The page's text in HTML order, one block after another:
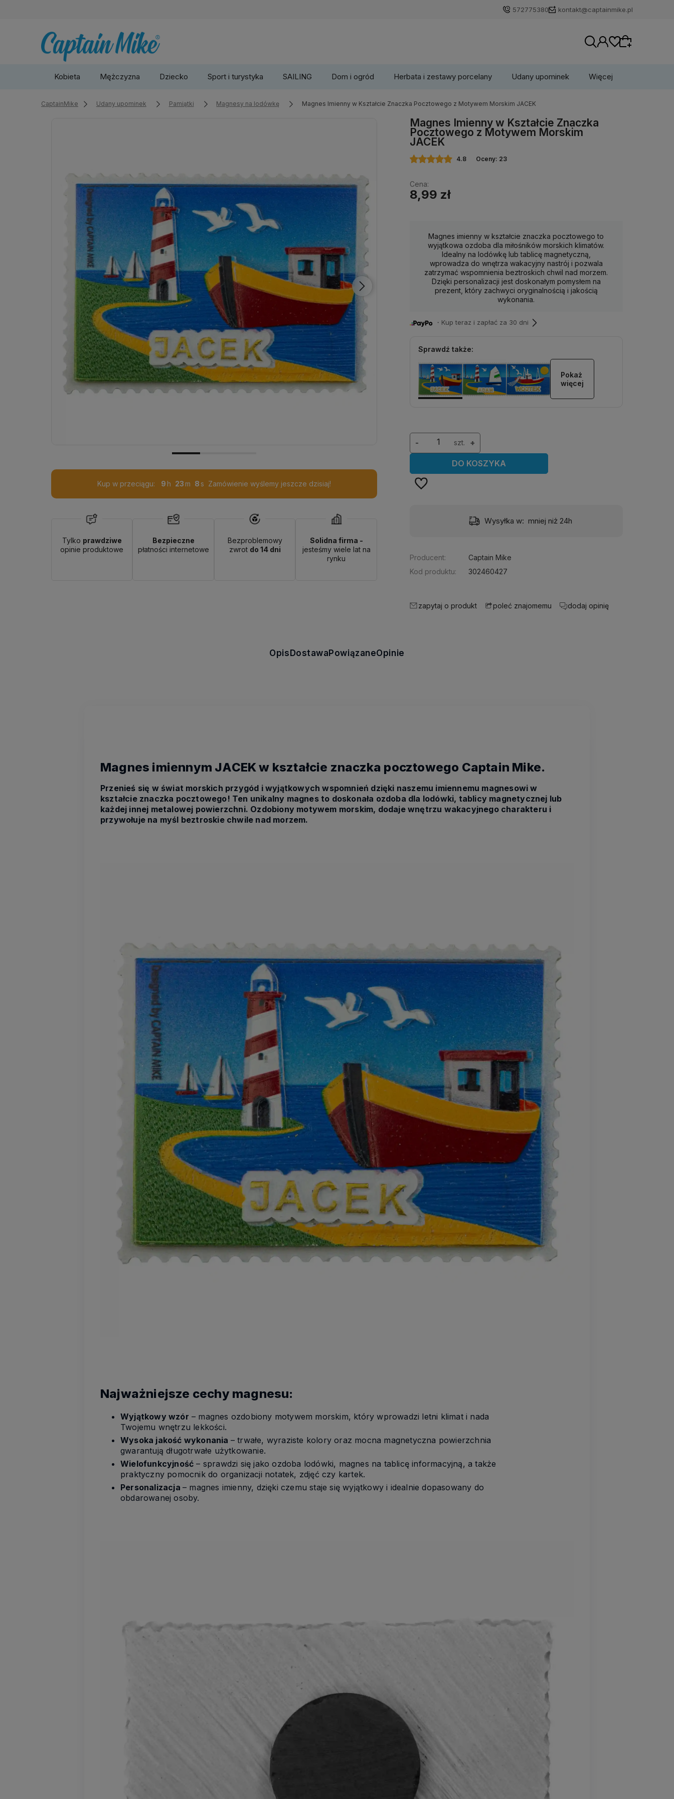
572775380 kontakt@captainmike.pl
Wybierz coś dla siebie z naszej aktualnej
oferty lub zaloguj się, aby przywrócić dodane
produkty do listy z poprzedniej sesji.
Kobieta Mężczyzna Dziecko Sport i turystyka SAILING Dom i ogród Herbata i zestawy porcelany Udany upominek Więcej
CaptainMike Udany upominek Pamiątki Magnesy na lodówkę Magnes Imienny w Kształcie Znaczka Pocztowego z Motywem Morskim JACEK
Kup w przeciągu: 9 23 6 Zamówienie wyślemy jeszcze dzisiaj!
Tylko prawdziwe
opinie produktowe
Bezpieczne
płatności internetowe
Bezproblemowy
zwrot do 14 dni
Solidna firma -
jesteśmy wiele lat na
rynku
Magnes Imienny w Kształcie Znaczka
Pocztowego z Motywem Morskim
JACEK
4.8 Oceny: 23
Cena:
8,99 zł
Magnes imienny w kształcie znaczka pocztowego to
wyjątkowa ozdoba dla miłośników morskich klimatów.
Idealny na lodówkę lub tablicę magnetyczną,
wprowadza do wnętrza wakacyjny nastrój i pozwala
zatrzymać wspomnienia beztroskich chwil nad morzem.
Dzięki personalizacji jest doskonałym pomysłem na
prezent, który zachwyci oryginalnością i jakością
wykonania.
・Kup teraz i zapłać za 30 dni
Sprawdź także:
Pokaż
więcej
szt. +
-
DO KOSZYKA
od 9,99 zł - Punkty ORLEN Paczka duża ilość Wysyłka w: mniej niż 24h
Producent:
Captain Mike
Kod produktu:
302460427
zapytaj o produkt poleć znajomemu dodaj opinię
OpisDostawaPowiązaneOpinie
Magnes imiennym JACEK w kształcie znaczka pocztowego Captain Mike.
Przenieś się w świat morskich przygód i wyjątkowych wspomnień dzięki naszemu imiennemu magnesowi w
kształcie znaczka pocztowego! Ten unikalny magnes to doskonała ozdoba dla lodówki, tablicy magnetycznej lub
każdej innej metalowej powierzchni. Ozdobiony motywem morskim, dodaje wnętrzu wakacyjnego charakteru i
przywołuje na myśl beztroskie chwile nad morzem.
Najważniejsze cechy magnesu:
Wyjątkowy wzór – magnes ozdobiony motywem morskim, który wprowadzi letni klimat i nada
Twojemu wnętrzu lekkości.
Wysoka jakość wykonania – trwałe, wyraziste kolory oraz mocna magnetyczna powierzchnia
gwarantują długotrwałe użytkowanie.
Wielofunkcyjność – sprawdzi się jako ozdoba lodówki, magnes na tablicę informacyjną, a także
praktyczny pomocnik do organizacji notatek, zdjęć czy kartek.
Personalizacja – magnes imienny, dzięki czemu staje się wyjątkowy i idealnie dopasowany do
obdarowanej osoby.